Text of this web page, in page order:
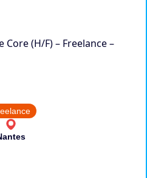
(H/F) – Freelance –